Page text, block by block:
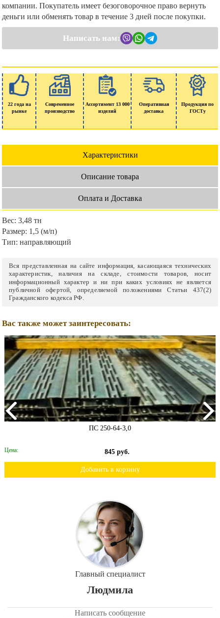
компании. Покупатель имеет безоговорочное право вернуть
деньги или обменять товар в течение 3 дней после покупки.
Написать нам:
22 года на
рынке
Современное
производство
Ассортимент 13 000
изделий
Оперативная
доставка
Продукция по
ГОСТу
Характеристики
Описание товара
Оплата и Доставка
Вес: 3,48 тн
Размер: 1,5 (м/п)
Тип: направляющий
Вся представленная на сайте информация, касающаяся технических
характеристик, наличия на складе, стоимости товаров, носит
информационный характер и ни при каких условиях не является
публичной офертой, определяемой положениями Статьи 437(2)
Гражданского кодекса РФ.
Вас также может заинтересовать:
ПС 250-64-3,0
Цена: 845 руб.
Добавить в корзину
Главный специалист
Людмила
Написать сообщение